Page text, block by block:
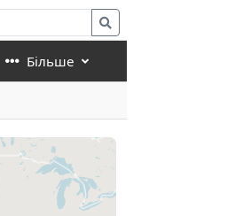
Більше